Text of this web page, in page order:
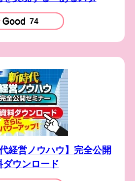
74
経営ノウハウ】完全公開
ウンロード